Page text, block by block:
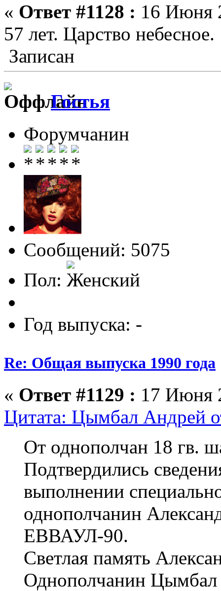
« Ответ #1128 : 16 Июня
57 лет. Царство небесное.
Записан
Гостья
Форумчанин
Сообщений: 5075
Пол:
Год выпуска: -
Re: Общая выпуска 1990 года
« Ответ #1129 : 17 Июня
Цитата: Цымбал Андрей
От однополчан 18 гв.
Подтвердились
выполнении
однополчанин
ЕВВАУЛ-90.
Светлая память
Однополчанин